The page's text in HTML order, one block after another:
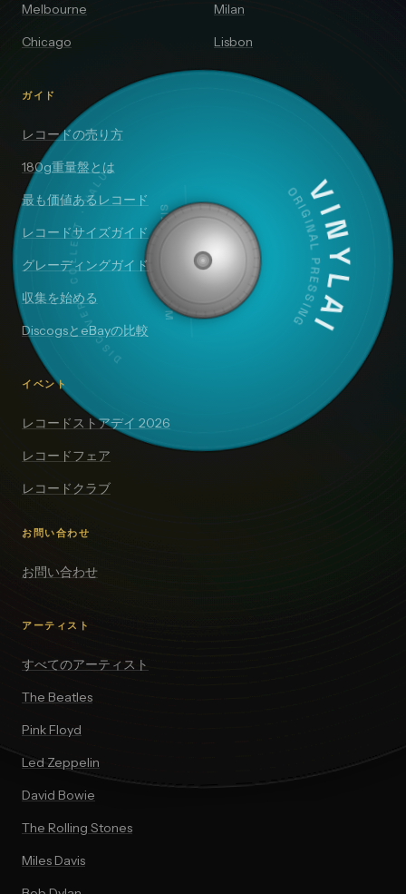
VINYLAI
ORIGINAL PRESSING
SIDE A — 33⅓ RPM
DISCOVER · COLLECT · VALUE
Melbourne
Chicago
Milan
Lisbon
ガイド
レコードの売り方
180g重量盤とは
最も価値あるレコード
レコードサイズガイド
グレーディングガイド
収集を始める
DiscogsとeBayの比較
イベント
レコードストアデイ 2026
レコードフェア
レコードクラブ
お問い合わせ
お問い合わせ
アーティスト
すべてのアーティスト
The Beatles
Pink Floyd
Led Zeppelin
David Bowie
The Rolling Stones
Miles Davis